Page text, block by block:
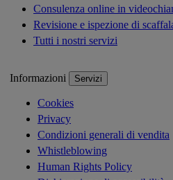
Consulenza online in
Revisione e ispezione di
Tutti i nostri servizi
Informazioni Servizi
Cookies
Privacy
Condizioni generali di vendita
Whistleblowing
Human Rights Policy